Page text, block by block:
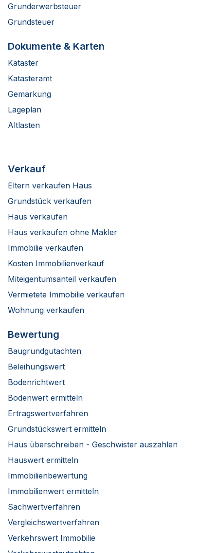
Grunderwerbsteuer
Grundsteuer
Dokumente & Karten
Kataster
Katasteramt
Gemarkung
Lageplan
Altlasten
Verkauf
Eltern verkaufen Haus
Grundstück verkaufen
Haus verkaufen
Haus verkaufen ohne Makler
Immobilie verkaufen
Kosten Immobilienverkauf
Miteigentumsanteil verkaufen
Vermietete Immobilie verkaufen
Wohnung verkaufen
Bewertung
Baugrundgutachten
Beleihungswert
Bodenrichtwert
Bodenwert ermitteln
Ertragswertverfahren
Grundstückswert ermitteln
Haus überschreiben - Geschwister auszahlen
Hauswert ermitteln
Immobilienbewertung
Immobilienwert ermitteln
Sachwertverfahren
Vergleichswertverfahren
Verkehrswert Immobilie